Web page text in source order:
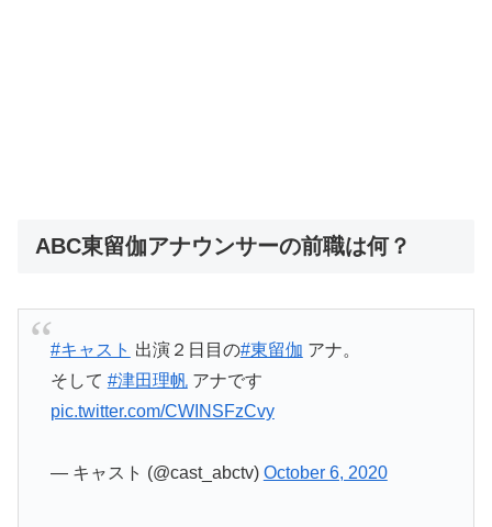
ABC東留伽アナウンサーの前職は何？
#キャスト 出演２日目の#東留伽 アナ。
そして #津田理帆アナです
pic.twitter.com/CWINSFzCvy
— キャスト (@cast_abctv) October 6, 2020